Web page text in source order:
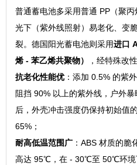
普通蓄电池多采用普通 PP（聚
光下（紫外线照射）易老化、变
裂。德国阳光蓄电池则采用进口
烯 - 苯乙烯共聚物）
，经特殊改
抗老化性能优：添加 0.5% 的紫
阻挡 90% 以上的紫外线，户外
后，外壳冲击强度仍保持初始值
65%；
耐高低温范围广 ：ABS 材质的
高达 95℃，在 - 30℃至 50℃环境